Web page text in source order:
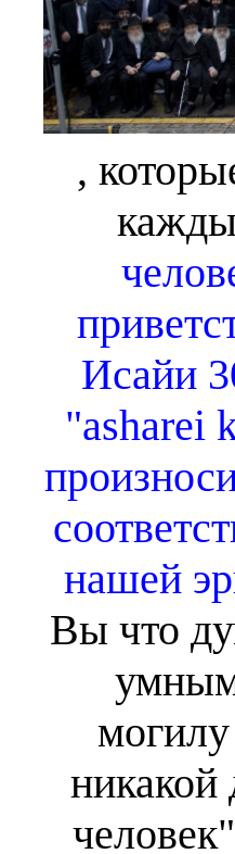
,
Исайи
"asharei
нашей
Вы что